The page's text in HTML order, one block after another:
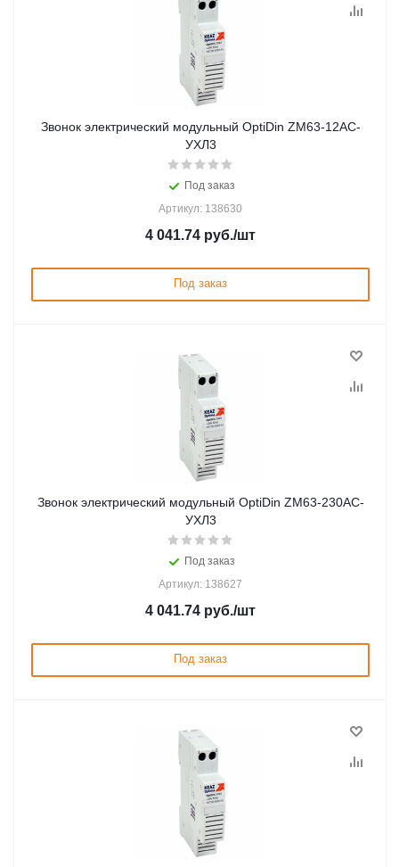
Звонок электрический модульный OptiDin ZM63-12AC-
УХЛ3
Под заказ
Артикул: 138630
4 041.74 руб./шт
Под заказ
Звонок электрический модульный OptiDin ZM63-230AC-
УХЛ3
Под заказ
Артикул: 138627
4 041.74 руб./шт
Под заказ